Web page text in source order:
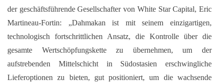
der geschäftsführende Gesellschafter von White Star Capital, Eric
Martineau-Fortin: „Dahmakan ist mit seinem einzigartigen,
technologisch fortschrittlichen Ansatz, die Kontrolle über die
gesamte Wertschöpfungskette zu übernehmen, um der
aufstrebenden Mittelschicht in Südostasien erschwingliche
Lieferoptionen zu bieten, gut positioniert, um die wachsende